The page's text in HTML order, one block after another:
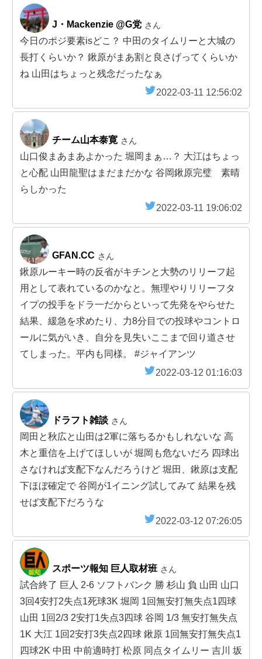
J・Mackenzie @G党 さん
今日のポジ要素isどこ？ 中田のタイムリーと大城の
長打くらいか？ 鍬原がまあ割と良さげってくらいか
ね 山田はちょっと残念だったなぁ
2022-03-11 12:56:02
チーム山本泰寛 さん
山口俊まあまあよかった 堀岡まぁ…？ 大江はちょっ
と心配 山田龍聖はまだまだかな 谷岡鍬原完璧 素晴
らしかった
2022-03-11 19:06:02
GFAN.CC さん
鍬原ルーキー時の反省がキチンと大勢のリリーフ起
用として表れているのかなと。無理やりリリーフタ
イプの投手をドラ一だからといって先発をやらせた
結果、緩急を求めたり、力8分目での投球やコントロ
ールに気がいき、自分を見失いここまで回り道させ
てしまった。平内も同様。 #ジャイアンツ
2022-03-12 01:16:03
ドラフト雑談 さん
岡田と秋広と山田は2軍に落ちるかもしれないな 高
木と重信を上げてほしいが 堀岡も危ないだろ 四球出
さなければ支配下なんだろうけど 堀田、鍬原は支配
下ほぼ確定で 谷岡が1イニング試してみて 結果を残
せば支配下だろうな
2022-03-12 07:26:05
スポーツ報知 巨人取材班 さん
試合終了 巨人 2-6 ソフトバンク 勝 杉山 負 山田 山口
3回4安打2失点1死球3K 堀岡 1回無安打無失点1四球
山田 1回2/3 2安打1失点3四球 谷岡 1/3 無安打無失点
1K 大江 1回2安打3失点2四球 鍬原 1回無安打無失点1
四球2K 中田 中前適時打 松原 同点タイムリー 吉川 坂